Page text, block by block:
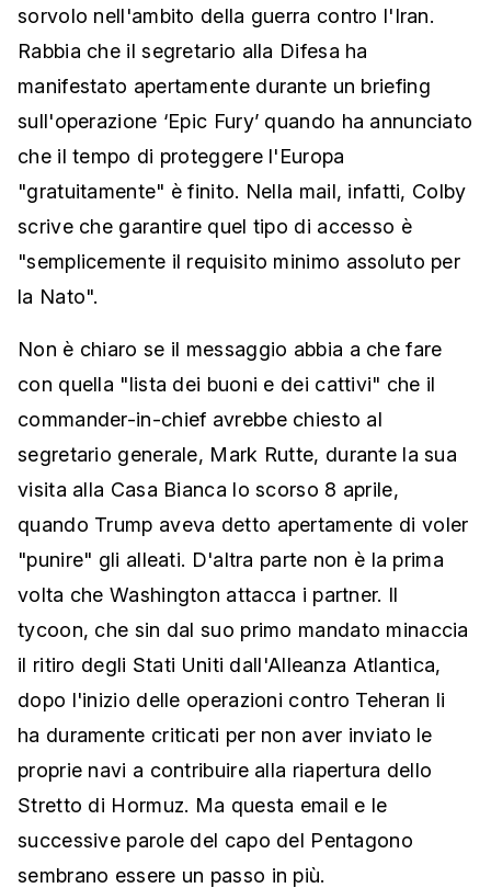
sorvolo nell'ambito della guerra contro l'Iran.
Rabbia che il segretario alla Difesa ha
manifestato apertamente durante un briefing
sull'operazione ‘Epic Fury’ quando ha annunciato
che il tempo di proteggere l'Europa
"gratuitamente" è finito. Nella mail, infatti, Colby
scrive che garantire quel tipo di accesso è
"semplicemente il requisito minimo assoluto per
la Nato".
Non è chiaro se il messaggio abbia a che fare
con quella "lista dei buoni e dei cattivi" che il
commander-in-chief avrebbe chiesto al
segretario generale, Mark Rutte, durante la sua
visita alla Casa Bianca lo scorso 8 aprile,
quando Trump aveva detto apertamente di voler
"punire" gli alleati. D'altra parte non è la prima
volta che Washington attacca i partner. Il
tycoon, che sin dal suo primo mandato minaccia
il ritiro degli Stati Uniti dall'Alleanza Atlantica,
dopo l'inizio delle operazioni contro Teheran li
ha duramente criticati per non aver inviato le
proprie navi a contribuire alla riapertura dello
Stretto di Hormuz. Ma questa email e le
successive parole del capo del Pentagono
sembrano essere un passo in più.